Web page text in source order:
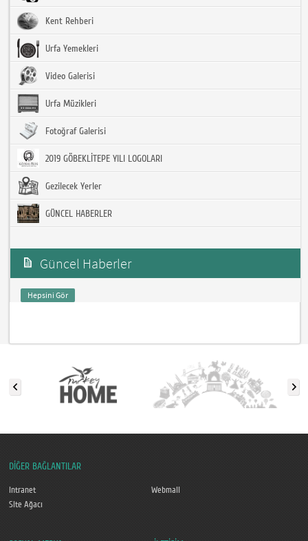
Kent Rehberi
Urfa Yemekleri
Video Galerisi
Urfa Müzikleri
Fotoğraf Galerisi
2019 GÖBEKLİTEPE YILI LOGOLARI
Gezilecek Yerler
GÜNCEL HABERLER
Güncel Haberler
Hepsini Gör
DİĞER BAĞLANTILAR
Intranet
Webmail
Site Ağacı